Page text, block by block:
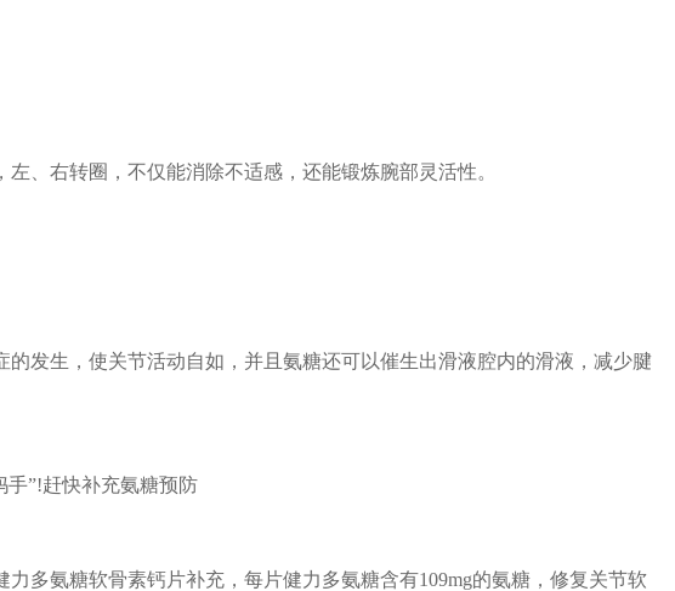
右转圈，不仅能消除不适感，还能锻炼腕部灵活性。
发生，使关节活动自如，并且氨糖还可以催生出滑液腔内的滑液，减少腱
”!赶快补充氨糖预防
氨糖软骨素钙片补充，每片健力多氨糖含有109mg的氨糖，修复关节软